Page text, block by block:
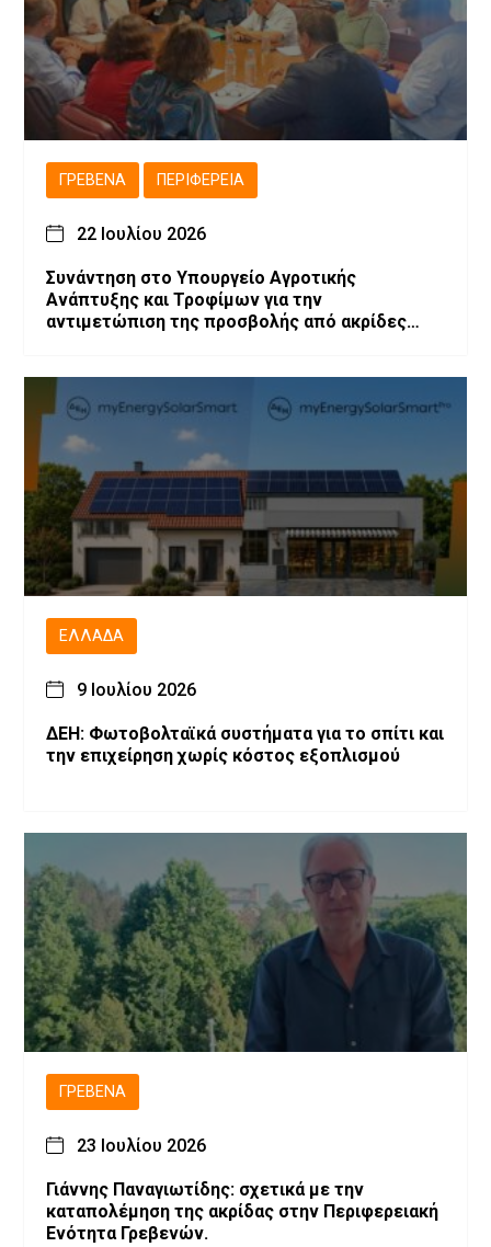
ΓΡΕΒΕΝΆ ΠΕΡΙΦΈΡΕΙΑ
22 Ιουλίου 2026
Συνάντηση στο Υπουργείο Αγροτικής
Ανάπτυξης και Τροφίμων για την
αντιμετώπιση της προσβολής από ακρίδες
ΕΛΛΆΔΑ
9 Ιουλίου 2026
ΔΕΗ: Φωτοβολταϊκά συστήματα για το σπίτι και
την επιχείρηση χωρίς κόστος εξοπλισμού
ΓΡΕΒΕΝΆ
23 Ιουλίου 2026
Γιάννης Παναγιωτίδης: σχετικά με την
καταπολέμηση της ακρίδας στην Περιφερειακή
Ενότητα Γρεβενών.